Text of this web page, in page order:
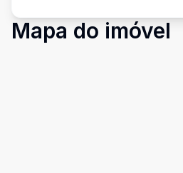
Mapa do imóvel